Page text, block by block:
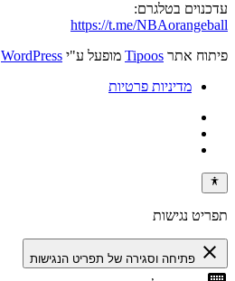
עדכנוים בטלגרם:
https://t.me/NBAorangeball
פיתוח אתר Tipoos מופעל ע"י WordPress
מדיניות פרטיות
תפריט נגישות
close פתיחה וסגירה של תפריט הנגישות